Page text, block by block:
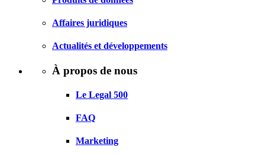
Affaires juridiques
Actualités et développements
À propos de nous
Le Legal 500
FAQ
Marketing